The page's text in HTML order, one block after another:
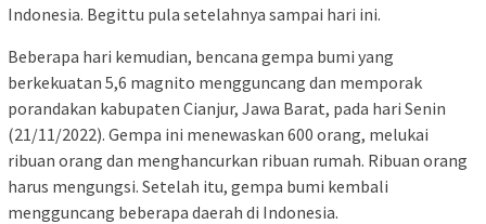
Indonesia. Begittu pula setelahnya sampai hari ini.
Beberapa hari kemudian, bencana gempa bumi yang
berkekuatan 5,6 magnito mengguncang dan memporak
porandakan kabupaten Cianjur, Jawa Barat, pada hari Senin
(21/11/2022). Gempa ini menewaskan 600 orang, melukai
ribuan orang dan menghancurkan ribuan rumah. Ribuan orang
harus mengungsi. Setelah itu, gempa bumi kembali
mengguncang beberapa daerah di Indonesia.